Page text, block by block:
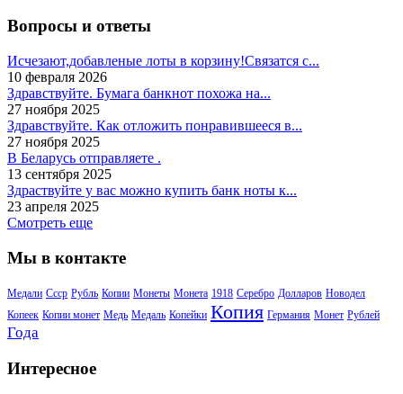
Вопросы и ответы
Исчезают,добавленые лоты в корзину!Связатся с...
10 февраля 2026
Здравствуйте. Бумага банкнот похожа на...
27 ноября 2025
Здравствуйте. Как отложить понравившееся в...
27 ноября 2025
В Беларусь отправляете .
13 сентября 2025
Здраствуйте у вас можно купить банк ноты к...
23 апреля 2025
Смотреть еще
Мы в контакте
Медали Ссср Рубль Копии Монеты Монета 1918 Серебро Долларов Новодел
Копеек Копии монет Медь Медаль Копейки Копия Германия Монет Рублей
Года
Интересное